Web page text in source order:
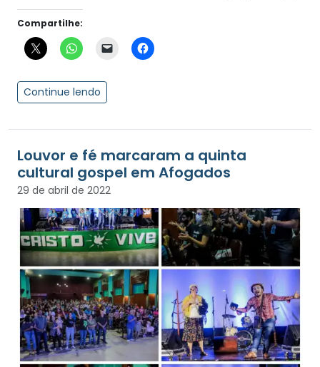
Compartilhe:
Continue lendo
Louvor e fé marcaram a quinta
cultural gospel em Afogados
29 de abril de 2022